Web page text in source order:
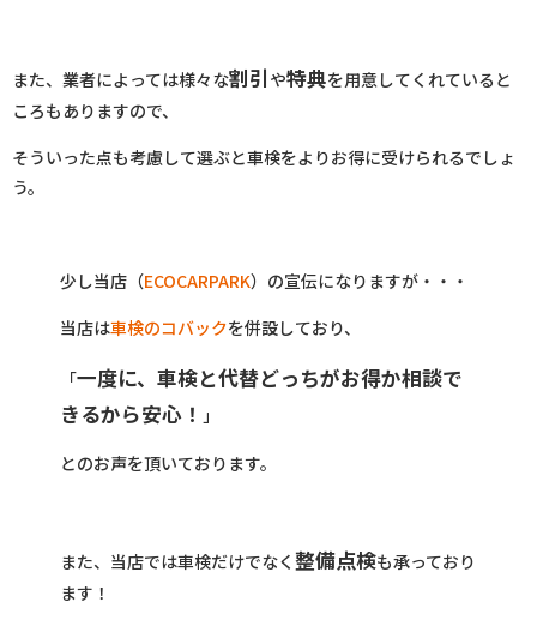
また、業者によっては様々な割引 や特典を用意してくれていると
ころもありますので、
そういった点も考慮して選ぶと車検をよりお得に受けられるでしょ
う。
少し当店（ECOCARPARK）の宣伝になりますが・・・
当店は車検のコバックを併設しており、
「一度に、車検と代替どっちがお得か相談で
きるから安心！ 」
とのお声を頂いております。
また、当店では車検だけでなく 整備点検も承っており
ます！